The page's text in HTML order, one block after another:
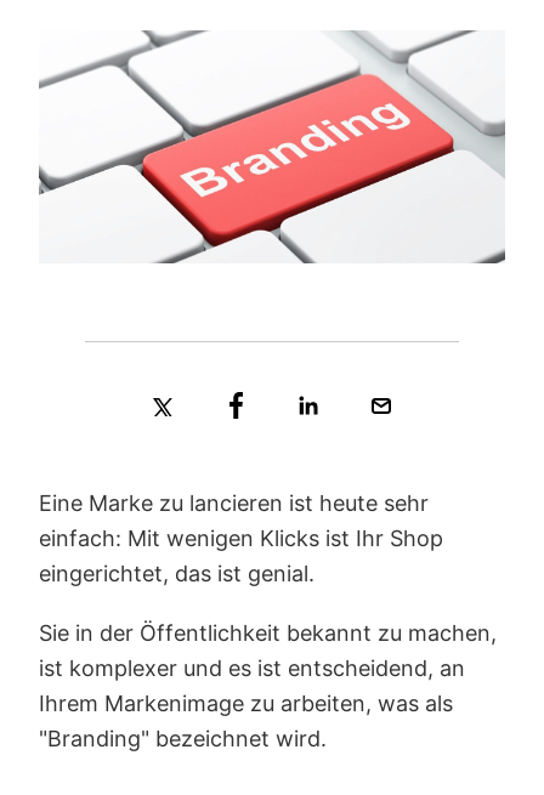
Eine Marke zu lancieren ist heute sehr
einfach: Mit wenigen Klicks ist Ihr Shop
eingerichtet, das ist genial.
Sie in der Öffentlichkeit bekannt zu machen,
ist komplexer und es ist entscheidend, an
Ihrem Markenimage zu arbeiten, was als
"Branding" bezeichnet wird.